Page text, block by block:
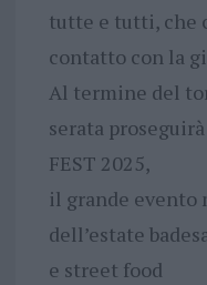
tutte e tutti, che
contatto con la
Al termine del
serata
FEST 2025,
il grande evento
dell’estate
e street food